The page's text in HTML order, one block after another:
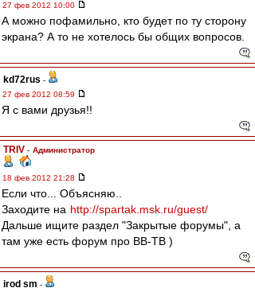
27 фев 2012 10:00
А можно пофамильно, кто будет по ту сторону
экрана? А то не хотелось бы общих вопросов.
kd72rus -
27 фев 2012 08:59
Я с вами друзья!!
TRIV - Администратор
18 фев 2012 21:28
Если что... Объясняю..
Заходите на http://spartak.msk.ru/guest/
Дальше ищите раздел "Закрытые форумы", а
там уже есть форум про ВВ-ТВ )
irod sm -